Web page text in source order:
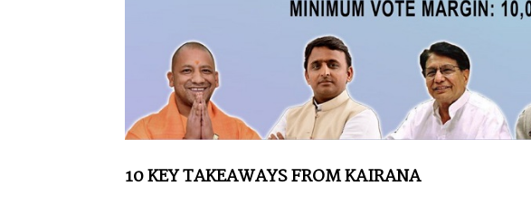
10 KEY TAKEAWAYS FROM KAIRANA